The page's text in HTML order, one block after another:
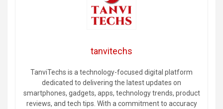
tanvitechs
TanviTechs is a technology-focused digital platform
dedicated to delivering the latest updates on
smartphones, gadgets, apps, technology trends, product
reviews, and tech tips. With a commitment to accuracy